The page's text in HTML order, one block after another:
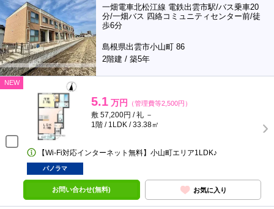
一畑電車北松江線 電鉄出雲市駅/バス乗車20
分/一畑バス 四絡コミュニティセンター前/徒
歩6分
島根県出雲市小山町 86
2階建 / 築5年
NEW
5.1 万円 （管理費等2,500円）
敷 57,200円 / 礼 －
1階 / 1LDK / 33.38㎡
【Wi-Fi対応インターネット無料】小山町エリア1LDK♪
パノラマ
お問い合わせ(無料) お気に入り